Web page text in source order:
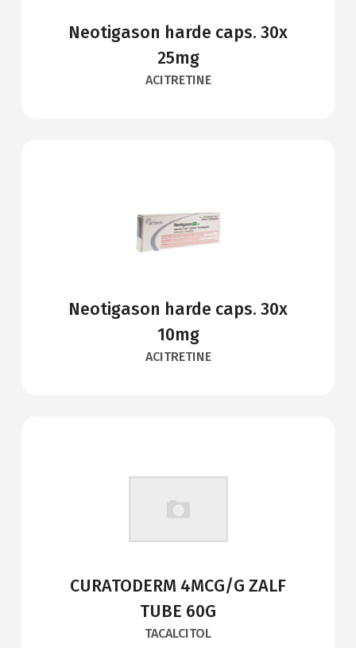
Neotigason harde caps. 30x
25mg
ACITRETINE
Neotigason harde caps. 30x
10mg
ACITRETINE
CURATODERM 4MCG/G ZALF
TUBE 60G
TACALCITOL